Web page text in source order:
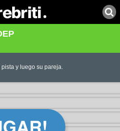
y luego su pareja.